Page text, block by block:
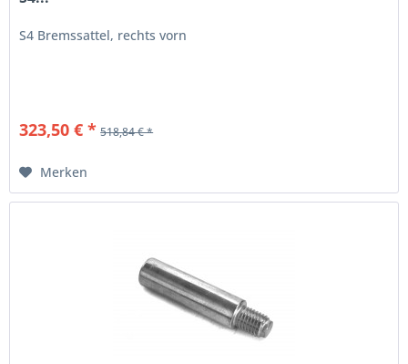
S4 Bremssattel, rechts vorn
323,50 € * 518,84 € *
Merken